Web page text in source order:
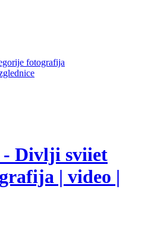
fotografija
Divlji sviiet
| video |